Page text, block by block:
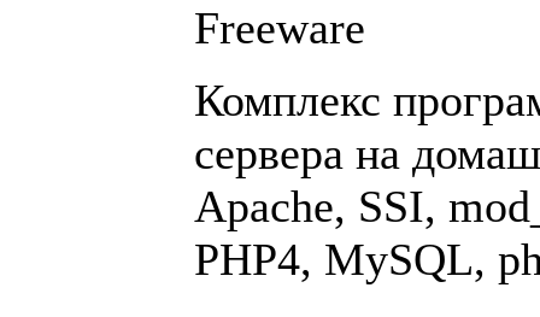
Freeware
Комплекс
сервера на
Apache, SSI,
PHP4, MySQL,